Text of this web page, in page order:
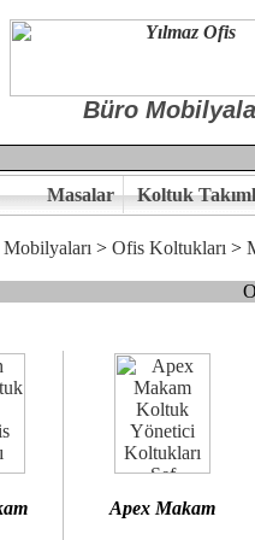
Büro
ve kaliteye önem
goldsit ve modern
birlikte karar verelim.
Büro Mobilya
Masalar Koltuk
> Ofis Koltukları >
Apex Makam